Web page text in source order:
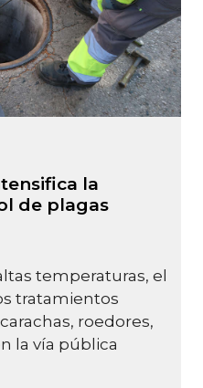
la
de plagas
temperaturas, el
tratamientos
roedores,
la vía pública